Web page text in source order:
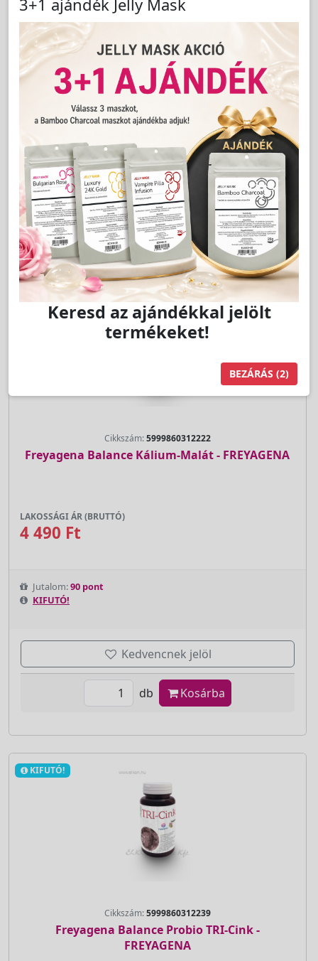
LAKOSSÁGI ÁR (BRUTTÓ)
7 890 Ft
158 pont
KIFUTÓ!
Kedvencnek jelöl
db Kosárba
KIFUTÓ!
Cikkszám:5999860312222
Freyagena Balance Kálium-Malát - FREYAGENA
LAKOSSÁGI ÁR (BRUTTÓ)
4 490 Ft
Jutalom:90 pont
KIFUTÓ!
Kedvencnek jelöl
db Kosárba
KIFUTÓ!
Cikkszám:5999860312239
Freyagena Balance Probio TRI-Cink -
FREYAGENA
3+1 ajándék Jelly Mask
Keresd az ajándékkal jelölt
termékeket!
BEZÁRÁS (1)